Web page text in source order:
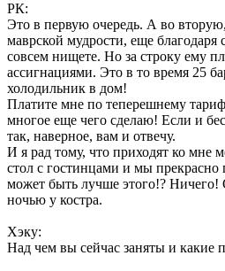
РК:
Это в первую очередь. А во
маврской мудрости, еще
совсем нищете. Но за строку ему
ассигнациями. Это в то время 25
холодильник в дом!
Платите мне по теперешнему
многое еще чего сделаю! Если и
так, наверное, вам и отвечу.
И я рад тому, что приходят ко мне
стол с гостинцами и мы
может быть лучше этого!? Ничего!
ночью у костра.
Хэку:
Над чем вы сейчас заняты и какие